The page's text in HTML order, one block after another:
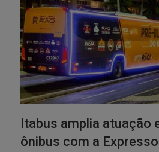
Itabus amplia atuação
ônibus com a